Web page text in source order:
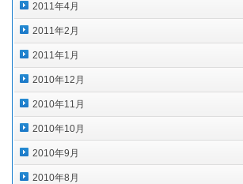
2011年4月
2011年2月
2011年1月
2010年12月
2010年11月
2010年10月
2010年9月
2010年8月